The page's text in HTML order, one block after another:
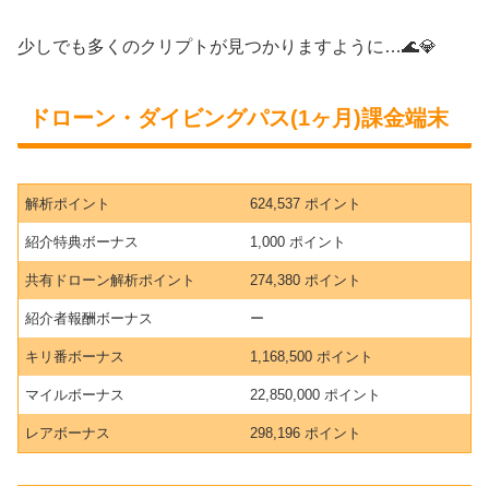
少しでも多くのクリプトが見つかりますように…🌊💎
ドローン・ダイビングパス(1ヶ月)課金端末
解析ポイント 624,537 ポイント
紹介特典ボーナス 1,000 ポイント
共有ドローン解析ポイント 274,380 ポイント
紹介者報酬ボーナス ー
キリ番ボーナス 1,168,500 ポイント
マイルボーナス 22,850,000 ポイント
レアボーナス 298,196 ポイント